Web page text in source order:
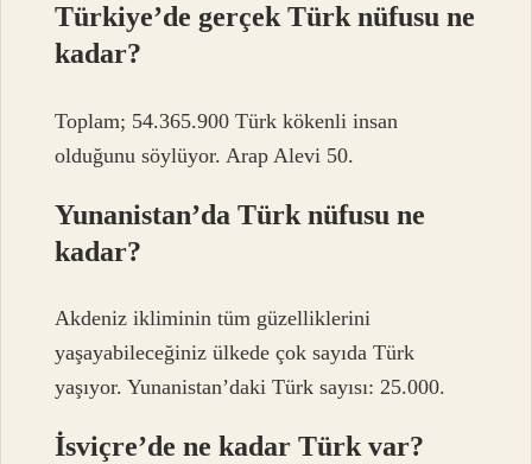
Türkiye’de gerçek Türk nüfusu ne
kadar?
Toplam; 54.365.900 Türk kökenli insan
olduğunu söylüyor. Arap Alevi 50.
Yunanistan’da Türk nüfusu ne
kadar?
Akdeniz ikliminin tüm güzelliklerini
yaşayabileceğiniz ülkede çok sayıda Türk
yaşıyor. Yunanistan’daki Türk sayısı: 25.000.
İsviçre’de ne kadar Türk var?